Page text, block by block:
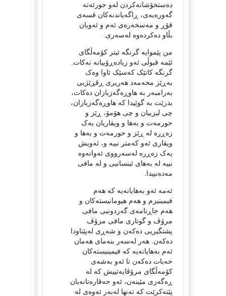
دەستخۆشانەکردن لەو جورئەتە
گەورەیەی، ڕاگەیاندنەکان قسەی
قۆڕ و مەسخەرەی ئەم و ئەویان
بڵاو دەکردەوە لەسەری.
من پێموایە گرنگە ئیتر کۆمەڵگای
ئێمە قبوڵی ئەو زیادەڕۆییانە نەکات.
گرنگە کاتێک کەسێک ئاوا وەک
بەڕێز محەمەد هەریری ڕقڕێژیی
بەرامبەر بە هاوڕەگەزبازان دەکات،
بدرێت بە گوێیدا کە هاوڕەگەزبازان،
چی لیزبیان و چی هۆمۆ، ڕێز و
حورمەت و بەها و ویقاریان یەک
زەڕرە لە ڕێز و حورمەت و بەها و
ویقاری ئەو کەمتر نییە و، ئەویش
یەک زەڕرە لەسەرووی ئەوانەوە
نییە لە بەهای ئینسانیی و لە مافی
مەدەنییدا.
ئەمە ئەو بەهایانەیە کە هەم
فیمینیزم و هەم هیومانیستەکان و
هەم جاڕنامەی گەردونیی مافی
مرۆڤ و گوتاری مافی مرۆڤ
پشتگیریی دەکەن و شەڕی لەپێناودا
دەکەن. هەر لەسەر بنەمای هەمان
ئەم بەهایانەیە کە فیمینیستەکان
خەبات دەکەن تا ئەو بەشەی
کۆمەڵگای مرۆڤایەتییش کە لە
ڕەگەزی مێینەن، ئەو حەقارەتانەیان
پێنەکرێت کە تەنها لەبەر ئەوەی لە